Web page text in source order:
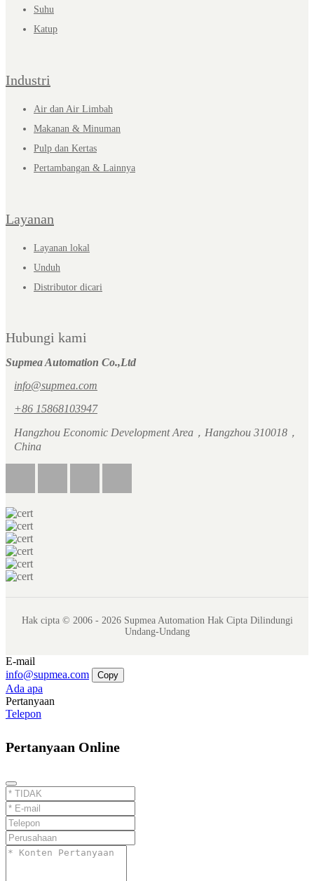
Suhu
Katup
Industri
Air dan Air Limbah
Makanan & Minuman
Pulp dan Kertas
Pertambangan & Lainnya
Layanan
Layanan lokal
Unduh
Distributor dicari
Hubungi kami
Supmea Automation Co.,Ltd
info@supmea.com
+86 15868103947
Hangzhou Economic Development Area，Hangzhou 310018，
China
Hak cipta © 2006 - 2026 Supmea Automation Hak Cipta Dilindungi
Undang-Undang
E-mail
info@supmea.com
Copy
Ada apa
Pertanyaan
Telepon
Pertanyaan Online